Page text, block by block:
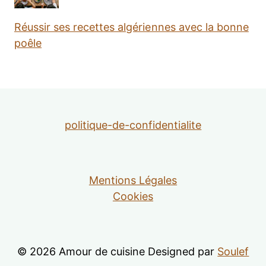
Réussir ses recettes algériennes avec la bonne
poêle
politique-de-confidentialite
Mentions Légales
Cookies
© 2026 Amour de cuisine Designed par Soulef